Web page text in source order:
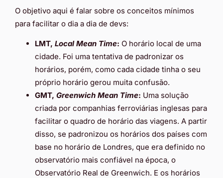
O objetivo aqui é falar sobre os conceitos mínimos
para facilitar o dia a dia de devs:
LMT, Local Mean Time: O horário local de uma
cidade. Foi uma tentativa de padronizar os
horários, porém, como cada cidade tinha o seu
próprio horário gerou muita confusão.
GMT, Greenwich Mean Time: Uma solução
criada por companhias ferroviárias inglesas para
facilitar o quadro de horário das viagens. A partir
disso, se padronizou os horários dos países com
base no horário de Londres, que era definido no
observatório mais confiável na época, o
Observatório Real de Greenwich. E os horários